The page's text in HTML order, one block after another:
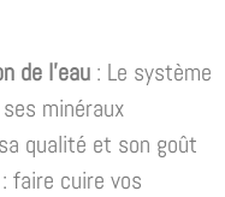
de l’eau : Le système
minéraux
qualité et son goût
faire cuire vos